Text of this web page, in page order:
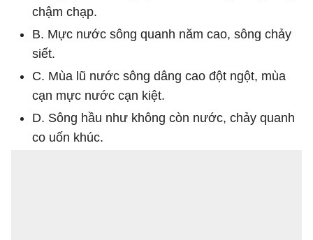
chậm chạp.
B. Mực nước sông quanh năm cao, sông chảy
siết.
C. Mùa lũ nước sông dâng cao đột ngột, mùa
cạn mực nước cạn kiệt.
D. Sông hầu như không còn nước, chảy quanh
co uốn khúc.